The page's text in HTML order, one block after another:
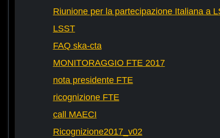
Riunione per la partecipazione Italiana a
LSST
FAQ ska-cta
MONITORAGGIO FTE 2017
nota presidente FTE
ricognizione FTE
call MAECI
Ricognizione2017_v02